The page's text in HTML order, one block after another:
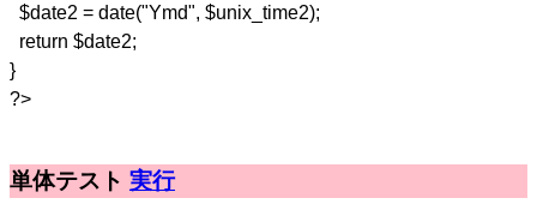
$date2 = date("Ymd", $unix_time2);
return $date2;
}
?>
単体テスト 実行